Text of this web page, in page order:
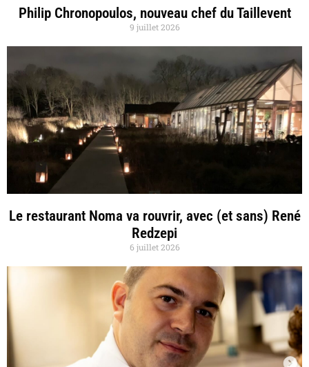
Philip Chronopoulos, nouveau chef du Taillevent
9 juillet 2026
Le restaurant Noma va rouvrir, avec (et sans) René
Redzepi
6 juillet 2026